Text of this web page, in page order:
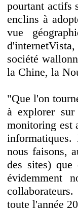
pourtant actifs
enclins à
vue
d'internetVista,
société
la Chine, la
"Que l'on
à explorer
monitoring est
informatiques.
nous faisons,
des sites) que
évidemment
toute l'année